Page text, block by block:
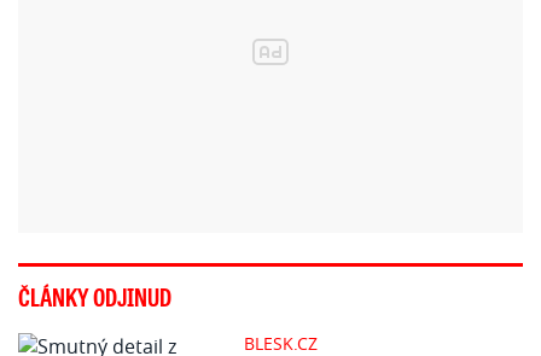
ČLÁNKY ODJINUD
BLESK.CZ